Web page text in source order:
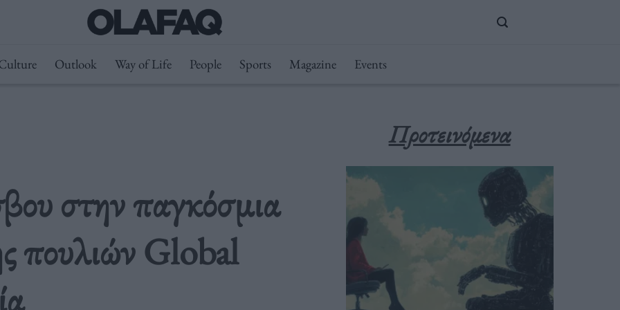
Outlook Way of Life People Sports Magazine Events
στην παγκόσμια
πουλιών Global
Προτεινόμενα